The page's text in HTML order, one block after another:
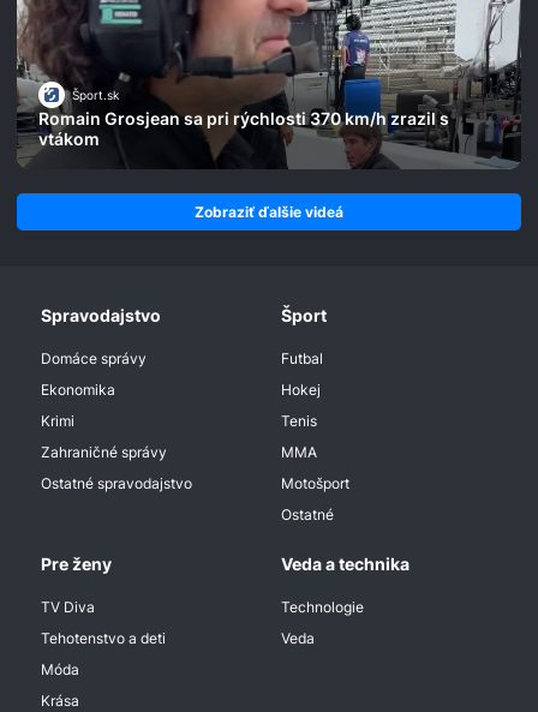
Šport.sk
Romain Grosjean sa pri rýchlosti 370 km/h zrazil s
vtákom
Zobraziť ďalšie videá
Spravodajstvo
Domáce správy
Ekonomika
Krimi
Zahraničné správy
Ostatné spravodajstvo
Šport
Futbal
Hokej
Tenis
MMA
Motošport
Ostatné
Pre ženy
TV Diva
Tehotenstvo a deti
Móda
Krása
Veda a technika
Technologie
Veda